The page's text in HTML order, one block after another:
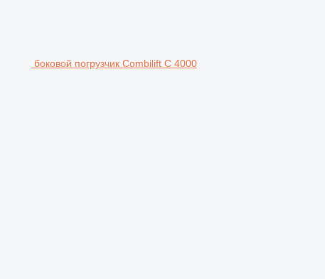
боковой погрузчик Combilift C 4000